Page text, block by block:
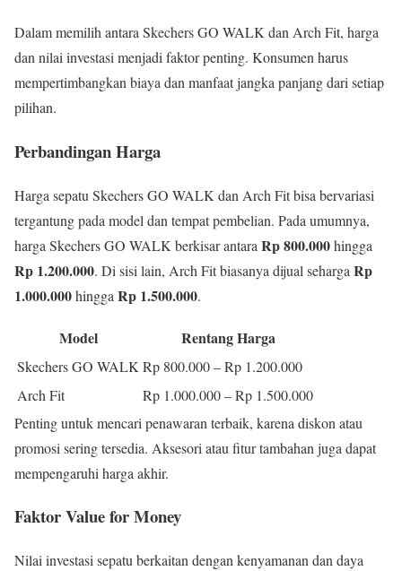
Dalam memilih antara Skechers GO WALK dan Arch Fit, harga
dan nilai investasi menjadi faktor penting. Konsumen harus
mempertimbangkan biaya dan manfaat jangka panjang dari setiap
pilihan.
Perbandingan Harga
Harga sepatu Skechers GO WALK dan Arch Fit bisa bervariasi
tergantung pada model dan tempat pembelian. Pada umumnya,
harga Skechers GO WALK berkisar antara Rp 800.000hingga
Rp 1.200.000. Di sisi lain, Arch Fit biasanya dijual seharga Rp
1.000.000hingga Rp 1.500.000.
Model Rentang Harga
Skechers GO WALK Rp 800.000 – Rp 1.200.000
Arch Fit
Rp 1.000.000 – Rp 1.500.000
Penting untuk mencari penawaran terbaik, karena diskon atau
promosi sering tersedia. Aksesori atau fitur tambahan juga dapat
mempengaruhi harga akhir.
Faktor Value for Money
Nilai investasi sepatu berkaitan dengan kenyamanan dan daya